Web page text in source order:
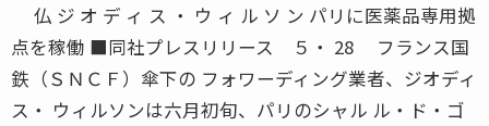
仏 ジ オ デ ィ ス ・ ウ ィ ル ソ ン パリに医薬品専用拠
点を稼働 ■同社プレスリリース ５・ 28 フランス国
鉄（ＳＮＣＦ）傘下の フォワーディング業者、ジオディ
ス・ ウィルソンは六月初旬、パリのシャル ル・ド・ゴ